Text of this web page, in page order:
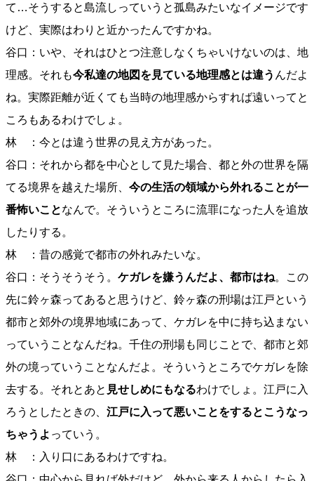
て…そうすると島流しっていうと孤島みたいなイメージです
けど、実際はわりと近かったんですかね。
谷口：いや、それはひとつ注意しなくちゃいけないのは、地
理感。それも今私達の地図を見ている地理感とは違う んだよ
ね。実際距離が近くても当時の地理感からすれば遠いってと
ころもあるわけでしょ。
林 ：今とは違う世界の見え方があった。
谷口：それから都を中心として見た場合、都と外の世界を隔
てる境界を越えた場所、 今の生活の領域から外れることが一
番怖いことなんで。そういうところに流罪になった人を追放
したりする。
林 ：昔の感覚で都市の外れみたいな。
谷口：そうそうそう。 ケガレを嫌うんだよ、都市はね。この
先に鈴ヶ森ってあると思うけど、鈴ヶ森の刑場は江戸という
都市と郊外の境界地域にあって、ケガレを中に持ち込まない
っていうことなんだね。千住の刑場も同じことで、都市と郊
外の境っていうことなんだよ。そういうところでケガレを除
去する。それとあと 見せしめにもなるわけでしょ。江戸に入
ろうとしたときの、 江戸に入って悪いことをするとこうなっ
ちゃうよ っていう。
林 ：入り口にあるわけですね。